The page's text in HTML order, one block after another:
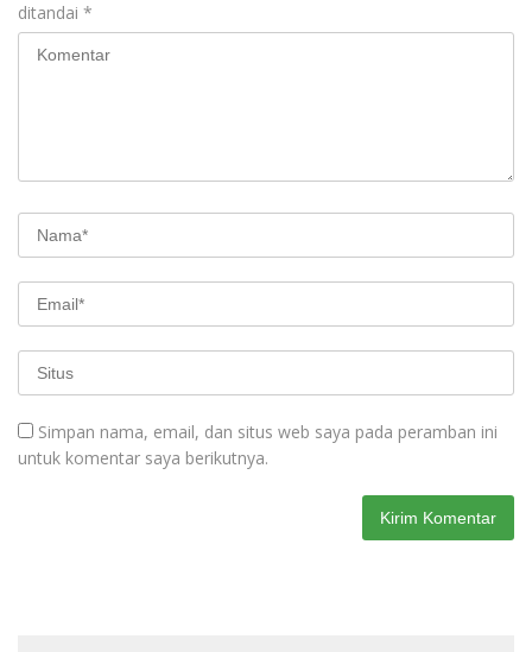
ditandai *
Simpan nama, email, dan situs web saya pada peramban ini
untuk komentar saya berikutnya.